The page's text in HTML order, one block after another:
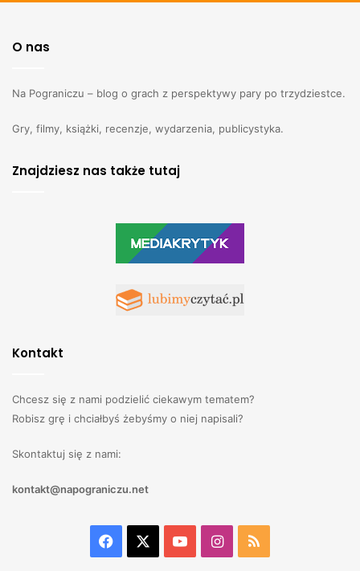
O nas
Na Pograniczu – blog o grach z perspektywy pary po trzydziestce.
Gry, filmy, książki, recenzje, wydarzenia, publicystyka.
Znajdziesz nas także tutaj
Kontakt
Chcesz się z nami podzielić ciekawym tematem?
Robisz grę i chciałbyś żebyśmy o niej napisali?
Skontaktuj się z nami:
kontakt@napograniczu.net
Facebook YouTubeInstagram